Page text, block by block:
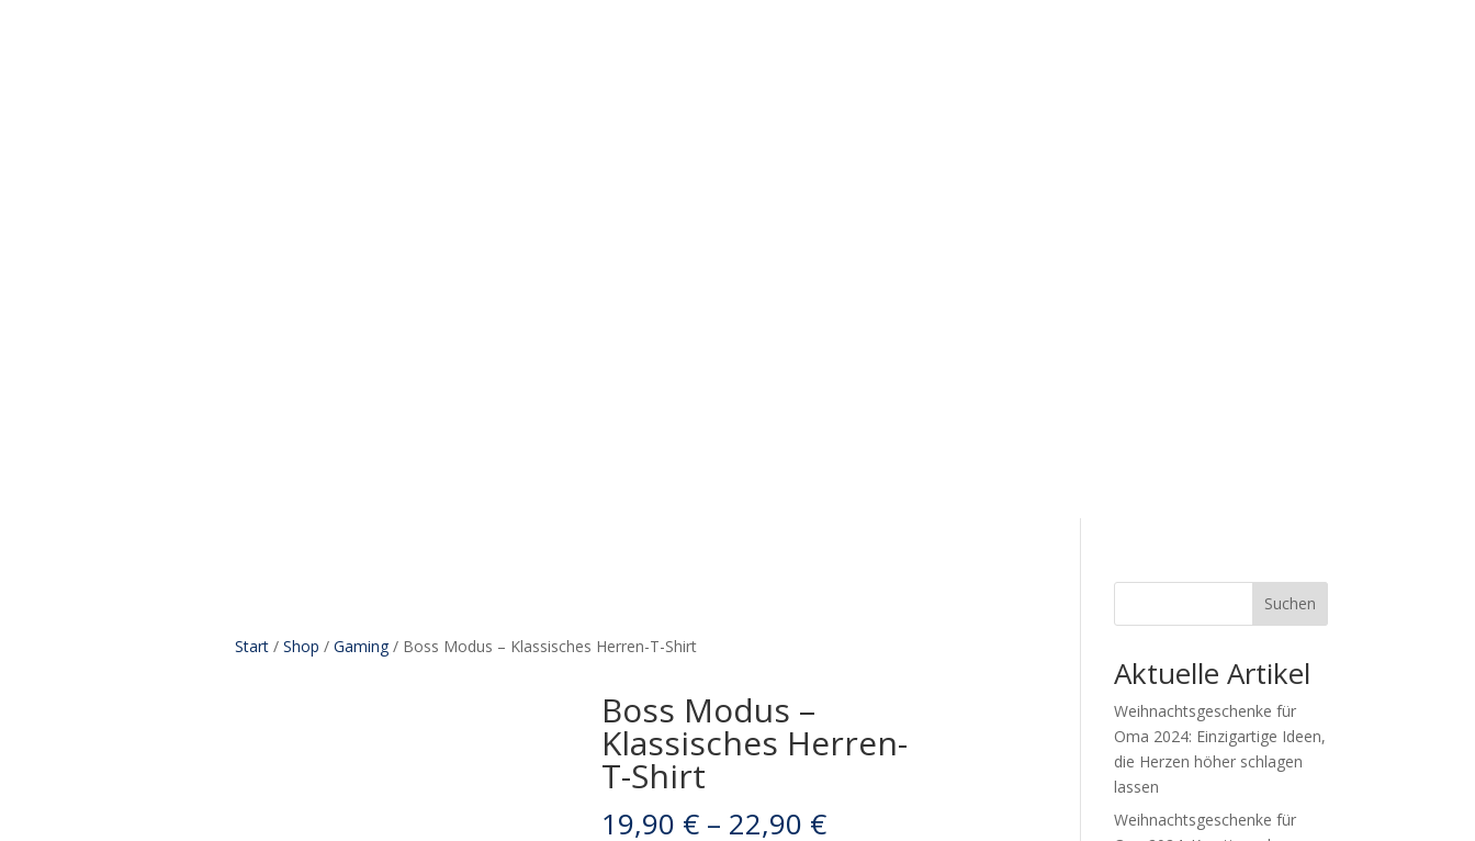
Start/ Shop / Gaming/ Boss Modus – Klassisches Herren-T-Shirt
Boss Modus –
Klassisches Herren-
T-Shirt
19,90 €– 22,90 €
Suchen
Aktuelle Artikel
Weihnachtsgeschenke für
Oma 2024: Einzigartige Ideen,
die Herzen höher schlagen
lassen
Weihnachtsgeschenke für